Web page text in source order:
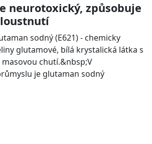
neurotoxický, způsobuje
sodný (E621) - chemicky
glutamové, bílá krystalická látka s
chutí.&nbsp;V
je glutaman sodný